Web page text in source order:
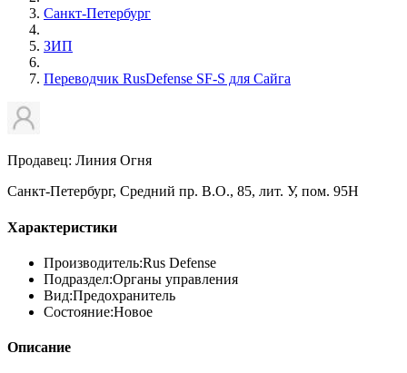
Санкт-Петербург
ЗИП
Переводчик RusDefense SF-S для Сайга
Продавец: Линия Огня
Санкт-Петербург, Средний пр. В.О., 85, лит. У, пом. 95Н
Характеристики
Производитель:Rus Defense
Подраздел:Органы управления
Вид:Предохранитель
Состояние:Новое
Описание